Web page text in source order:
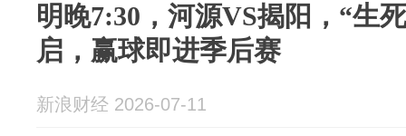
明晚7:30，河源VS揭阳，“生
启，赢球即进季后赛
新浪财经 2026-07-11